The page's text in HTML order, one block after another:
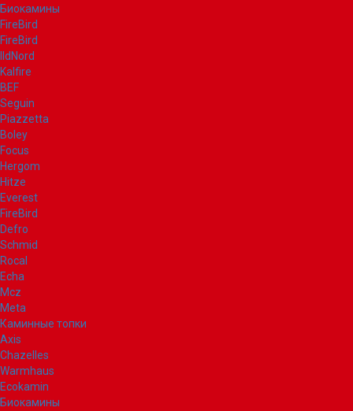
Биокамины
FireBird
FireBird
IldNord
Kalfire
BEF
Seguin
Piazzetta
Boley
Focus
Hergom
Hitze
Everest
FireBird
Defro
Schmid
Rocal
Echa
Mcz
Meta
Каминные топки
Axis
Chazelles
Warmhaus
Ecokamin
Биокамины